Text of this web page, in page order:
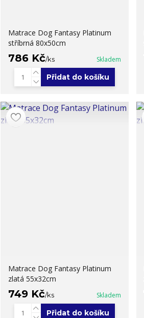
Matrace Dog Fantasy Platinum
stříbrná 80x50cm
786 Kč/ks Skladem
Přidat do košíku
Matrace Dog Fantasy Platinum
zlatá 55x32cm
749 Kč/ks Skladem
Přidat do košíku